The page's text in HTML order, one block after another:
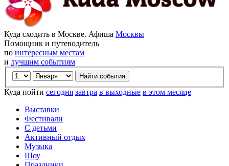
Куда сходить в Москве. Афиша Москвы
Помощник и путеводитель
по интересным местам
и лучшим событиям
Куда пойти сегодня завтра в выходные в этом месяце
Выставки
Фестивали
С детьми
Активный отдых
Музыка
Шоу